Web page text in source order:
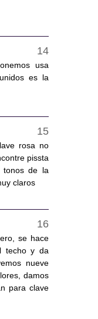
usa
es la
rosa no
pissta
tonos de la
claros
se hace
techo y da
nueve
damos
para clave